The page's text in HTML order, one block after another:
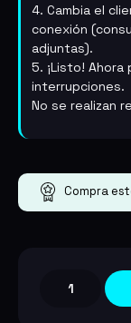
4. Cambia el
conexión
adjuntas).
5. ¡Listo!
interrupciones.
No se realizan
Compra
Demon